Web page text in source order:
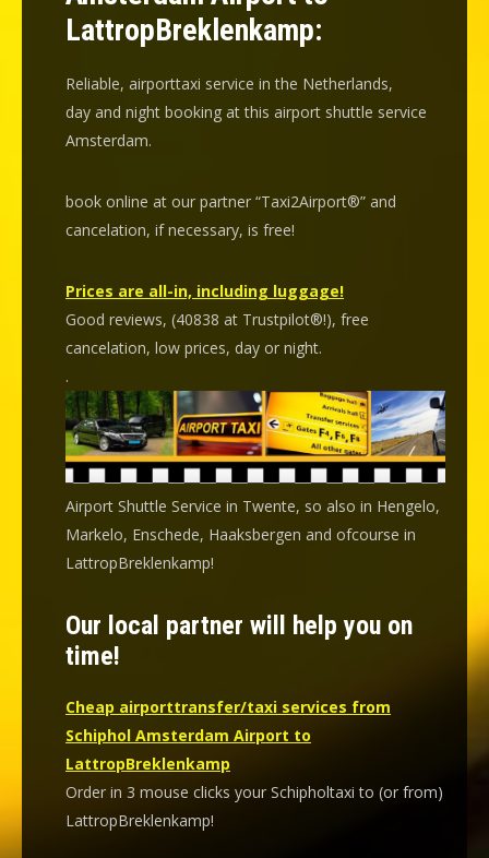
LattropBreklenkamp:
Reliable, airporttaxi service in the Netherlands,
day and night booking at this airport shuttle service
Amsterdam.
book online at our partner “Taxi2Airport®” and
cancelation, if necessary, is free!
Prices are all-in, including luggage!
Good reviews, (40838 at Trustpilot®!), free
cancelation, low prices, day or night.
.
Airport Shuttle Service in Twente, so also in Hengelo,
Markelo, Enschede, Haaksbergen and ofcourse in
LattropBreklenkamp!
Our local partner will help you on
time!
Cheap airporttransfer/taxi services from
Schiphol Amsterdam Airport to
LattropBreklenkamp
Order in 3 mouse clicks your Schipholtaxi to (or from)
LattropBreklenkamp!